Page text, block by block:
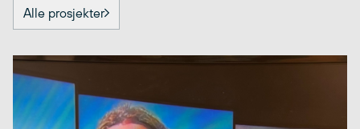
Alle prosjekter